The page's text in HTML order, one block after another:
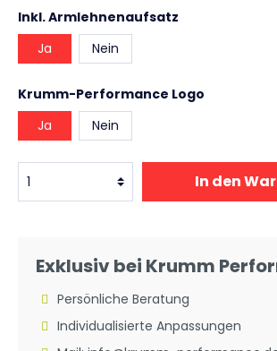
Inkl. Armlehnenaufsatz
Ja
Nein
Krumm-Performance Logo
Ja
Nein
In den
Exklusiv bei Krumm
Persönliche Beratung
Individualisierte Anpassungen